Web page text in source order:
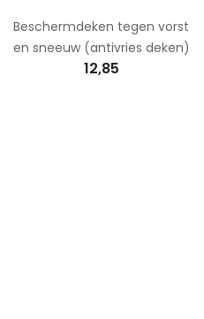
Beschermdeken tegen vorst
en sneeuw (antivries deken)
12,85